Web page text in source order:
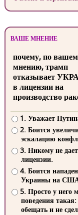
ВАШЕ МНЕНИЕ
почему, по
мнению, трамп
отказывает
в лицензии на
производство
1. Уважает
2. Боится
эскалацию
3. Никому не
лицензии.
4. Боится
Украины на
5. Просто у него
поведения такая:
обещать и не